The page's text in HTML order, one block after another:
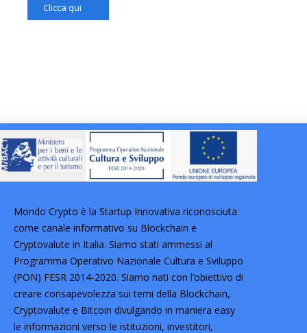
Clicca qui
Mondo Crypto è la Startup Innovativa riconosciuta
come canale informativo su Blockchain e
Cryptovalute in Italia. Siamo stati ammessi al
Programma Operativo Nazionale Cultura e Sviluppo
(PON) FESR 2014-2020. Siamo nati con l’obiettivo di
creare consapevolezza sui temi della Blockchain,
Cryptovalute e Bitcoin divulgando in maniera easy
le informazioni verso le istituzioni, investitori,